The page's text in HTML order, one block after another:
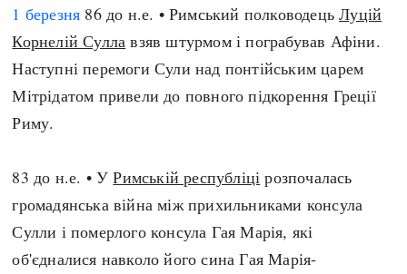
Азія
Америка
А(нта)рктика
Африка
Європа
Популярні статті
Всі статті
Визначальні події
#Хештеги
done
1 березня 86 до н.е. • Римський полководецьЛуцій
Корнелій Сулла взяв штурмом і пограбував Афіни.
Наступні перемоги Сули над понтійським царем
Мітрідатом привели до повного підкорення Греції
Риму.
83 до н.е. • УРимській республіці розпочалась
громадянська війна між прихильниками консула
Сулли і померлого консула Гая Марія, які
об'єдналися навколо його сина Гая Марія-